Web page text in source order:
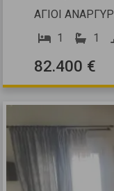
ΑΓΙΟΙ
1
1
82.400 €